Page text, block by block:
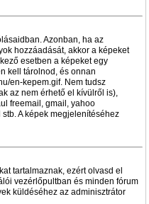
Azonban, ha az
hozzáadását, akkor a képeket
esetben a képeket egy
kell tárolnod, és onnan
en-kepem.gif. Nem tudsz
az nem érhető el kívülről is),
freemail, gmail, yahoo
A képek megjelenítéséhez
tartalmaznak, ezért olvasd el
vezérlőpultban és minden fórum
küldéséhez az adminisztrátor